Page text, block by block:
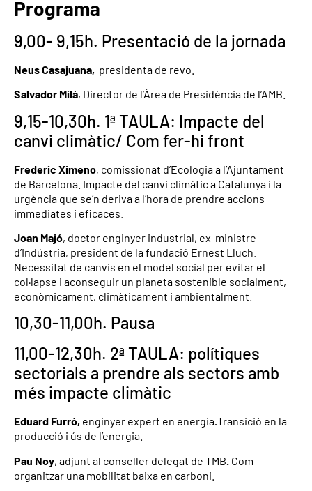
Programa
9,00- 9,15h. Presentació de la jornada
Neus Casajuana, presidenta de revo.
Salvador Milà, Director de l’Àrea de Presidència de l’AMB.
9,15-10,30h. 1ª TAULA: Impacte del
canvi climàtic/ Com fer-hi front
Frederic Ximeno, comissionat d’Ecologia a l’Ajuntament
de Barcelona. Impacte del canvi climàtic a Catalunya i la
urgència que se’n deriva a l’hora de prendre accions
immediates i eficaces.
Joan Majó, doctor enginyer industrial, ex-ministre
d’Indústria, president de la fundació Ernest Lluch.
Necessitat de canvis en el model social per evitar el
col·lapse i aconseguir un planeta sostenible socialment,
econòmicament, climàticament i ambientalment.
10,30-11,00h. Pausa
11,00-12,30h. 2ª TAULA: polítiques
sectorials a prendre als sectors amb
més impacte climàtic
Eduard Furró, enginyer expert en energia.Transició en la
producció i ús de l’energia.
Pau Noy, adjunt al conseller delegat de TMB Com
organitzar una mobilitat baixa en carboni.